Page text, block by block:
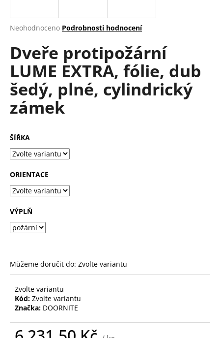
Průměrné
produktu
je
0,0
5
hvězdiček.
Neohodnoceno Podrobnosti hodnocení
Dveře protipožární
LUME EXTRA, fólie, dub
šedý, plné, cylindrický
zámek
ŠÍŘKA
ORIENTACE
VÝPLŇ
Můžeme doručit do: Zvolte variantu
Zvolte variantu
Kód: Zvolte variantu
Značka: DOORNITE
j
t
?
D
p
o
r
u
č
u
m
e